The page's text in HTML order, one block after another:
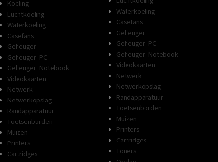
Koeling
Luchtkoeling
Waterkoeling
Casefans
Geheugen
Geheugen PC
Geheugen Notebook
Videokaarten
Netwerk
Netwerkopslag
Randapparatuur
Toetsenborden
Muizen
Printers
Cartridges
Waterkoeling
Casefans
Geheugen
Geheugen PC
Geheugen Notebook
Videokaarten
Netwerk
Netwerkopslag
Randapparatuur
Toetsenborden
Muizen
Printers
Cartridges
Toners